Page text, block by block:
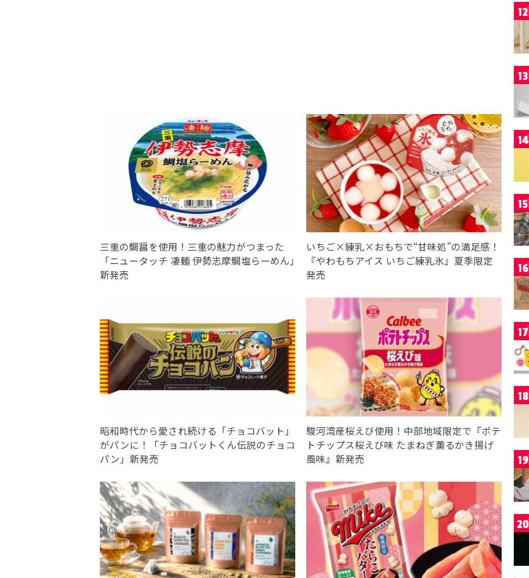
三重の鯛醤を使用！三重の魅力がつまった
「ニュータッチ 凄麺 伊勢志摩鯛塩らーめん｣
新発売
いちご×練乳×おもちで“甘味処”の満足感！
『やわもちアイス いちご練乳氷』夏季限定
発売
昭和時代から愛され続ける「チョコバット」
がパンに！「チョコバットくん伝説のチョコ
パン」新発売
駿河湾産桜えび使用！中部地域限定で『ポテ
トチップス桜えび味 たまねぎ薫るかき揚げ
風味』新発売
12
13
14
15
16
17
18
19
20